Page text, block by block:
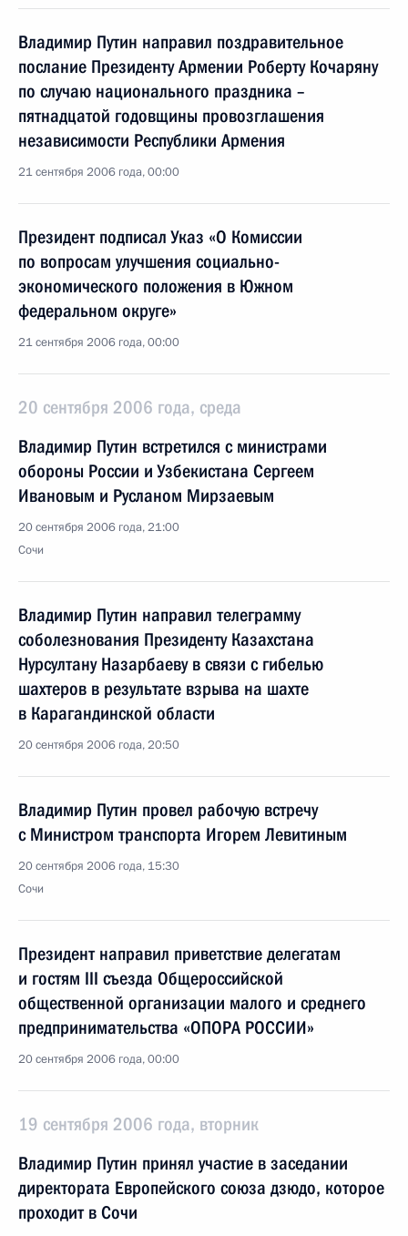
Владимир Путин направил поздравительное
послание Президенту Армении Роберту Кочаряну
по случаю национального праздника –
пятнадцатой годовщины провозглашения
независимости Республики Армения
21 сентября 2006 года, 00:00
Президент подписал Указ «О Комиссии
по вопросам улучшения социально-
экономического положения в Южном
федеральном округе»
21 сентября 2006 года, 00:00
20 сентября 2006 года, среда
Владимир Путин встретился с министрами
обороны России и Узбекистана Сергеем
Ивановым и Русланом Мирзаевым
20 сентября 2006 года, 21:00
Сочи
Владимир Путин направил телеграмму
соболезнования Президенту Казахстана
Нурсултану Назарбаеву в связи с гибелью
шахтеров в результате взрыва на шахте
в Карагандинской области
20 сентября 2006 года, 20:50
Владимир Путин провел рабочую встречу
с Министром транспорта Игорем Левитиным
20 сентября 2006 года, 15:30
Сочи
Президент направил приветствие делегатам
и гостям III съезда Общероссийской
общественной организации малого и среднего
предпринимательства «ОПОРА РОССИИ»
20 сентября 2006 года, 00:00
19 сентября 2006 года, вторник
Владимир Путин принял участие в заседании
директората Европейского союза дзюдо, которое
проходит в Сочи